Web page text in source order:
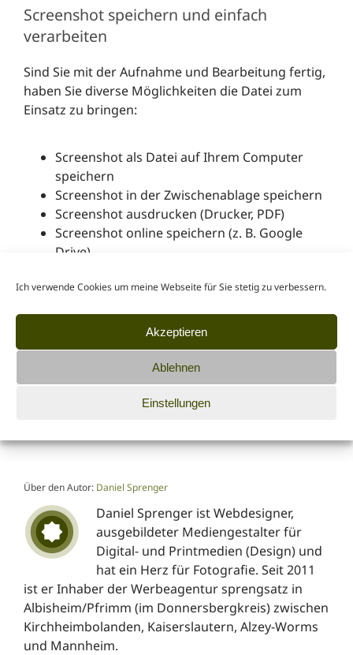
Ich verwende Cookies um meine Webseite für Sie stetig zu verbessern.
Akzeptieren
Ablehnen
Einstellungen
Screenshot speichern und einfach
verarbeiten
Sind Sie mit der Aufnahme und Bearbeitung fertig,
haben Sie diverse Möglichkeiten die Datei zum
Einsatz zu bringen:
Screenshot als Datei auf Ihrem Computer
speichern
Screenshot in der Zwischenablage speichern
Screenshot ausdrucken (Drucker, PDF)
Screenshot online speichern (z. B. Google
Drive)
usw.)
Erstellen von Bildschirmfotos.
Screenshot,Tipps
Über den Autor: Daniel Sprenger
Daniel Sprenger ist Webdesigner,
ausgebildeter Mediengestalter für
Digital- und Printmedien (Design) und
hat ein Herz für Fotografie. Seit 2011
ist er Inhaber der Werbeagentur sprengsatz in
Albisheim/Pfrimm (im Donnersbergkreis) zwischen
Kirchheimbolanden, Kaiserslautern, Alzey-Worms
und Mannheim.